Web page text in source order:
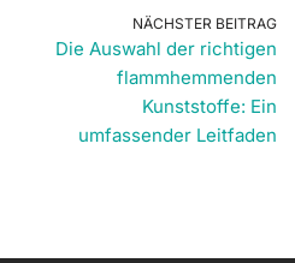
NÄCHSTER BEITRAG
Die Auswahl der richtigen
flammhemmenden
Kunststoffe: Ein
umfassender Leitfaden